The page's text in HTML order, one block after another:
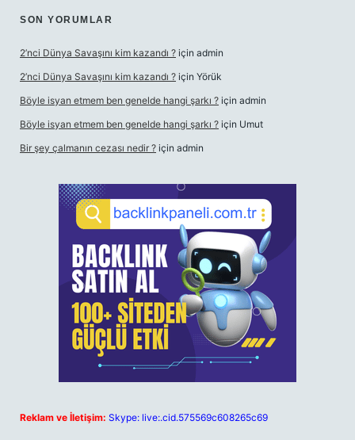
SON YORUMLAR
2’nci Dünya Savaşını kim kazandı ? için admin
2’nci Dünya Savaşını kim kazandı ? için Yörük
Böyle isyan etmem ben genelde hangi şarkı ? için admin
Böyle isyan etmem ben genelde hangi şarkı ? için Umut
Bir şey çalmanın cezası nedir ? için admin
Reklam ve İletişim: Skype: live:.cid.575569c608265c69